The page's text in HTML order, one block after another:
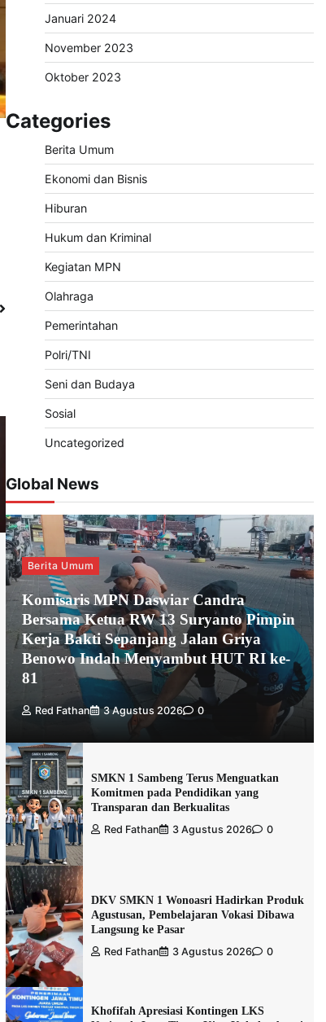
Januari 2024
November 2023
Oktober 2023
Categories
Berita Umum
Ekonomi dan Bisnis
Hiburan
Hukum dan Kriminal
Kegiatan MPN
Olahraga
Pemerintahan
Polri/TNI
Seni dan Budaya
Sosial
Uncategorized
Global News
Berita Umum
Komisaris MPN Daswiar Candra
Bersama Ketua RW 13 Suryanto Pimpin
Kerja Bakti Sepanjang Jalan Griya
Benowo Indah Menyambut HUT RI ke-
81
Red Fathan 3 Agustus 2026 0
SMKN 1 Sambeng Terus Menguatkan
Komitmen pada Pendidikan yang
Transparan dan Berkualitas
Red Fathan 3 Agustus 2026 0
DKV SMKN 1 Wonoasri Hadirkan Produk
Agustusan, Pembelajaran Vokasi Dibawa
Langsung ke Pasar
Red Fathan 3 Agustus 2026 0
Khofifah Apresiasi Kontingen LKS